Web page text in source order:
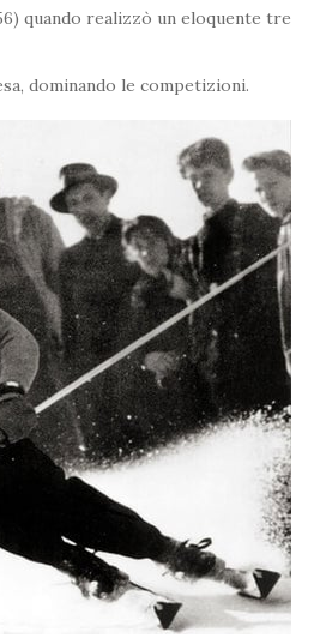
quando realizzò un eloquente tre
dominando le competizioni.